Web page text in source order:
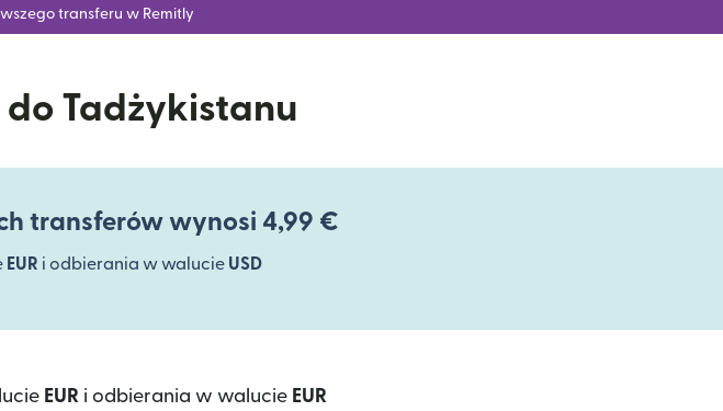
transferu w Remitly
Tadżykistanu
transferów wynosi 4,99 €
EUR i odbierania w walucie USD
EUR i odbierania w walucie EUR